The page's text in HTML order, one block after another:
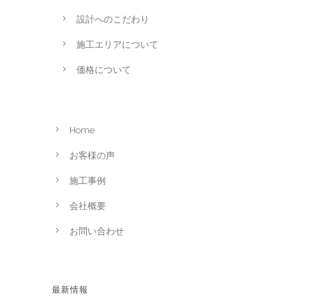
設計へのこだわり
施工エリアについて
価格について
Home
お客様の声
施工事例
会社概要
お問い合わせ
最新情報